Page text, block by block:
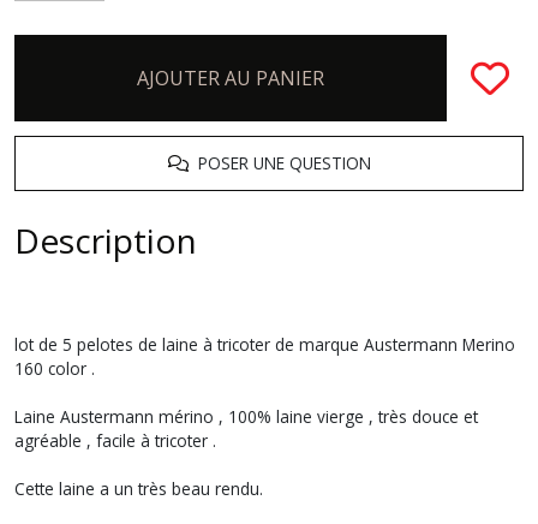
AJOUTER AU PANIER
POSER UNE QUESTION
Description
lot de 5 pelotes de laine à tricoter de marque Austermann Merino
160 color .
Laine Austermann mérino , 100% laine vierge , très douce et
agréable , facile à tricoter .
Cette laine a un très beau rendu.